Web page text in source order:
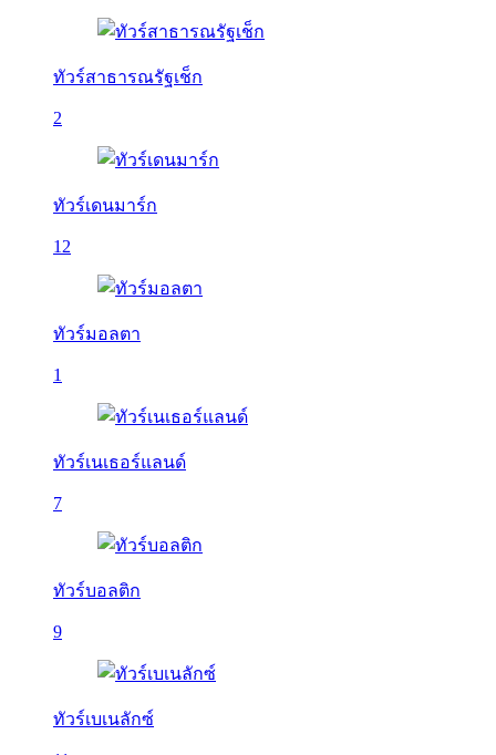
ทัวร์สาธารณรัฐเช็ก
2
ทัวร์เดนมาร์ก
12
ทัวร์มอลตา
1
ทัวร์เนเธอร์แลนด์
7
ทัวร์บอลติก
9
ทัวร์เบเนลักซ์